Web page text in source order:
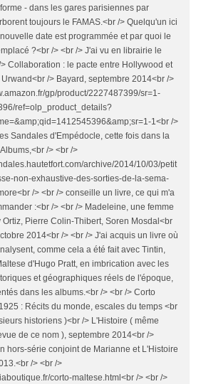
- dans les gares parisiennes par
toujours le FAMAS.<br /> Quelqu'un ici
date est programmée et par quoi le
?<br /> <br /> J'ai vu en librairie le
> Collaboration : le pacte entre Hollywood et
/> Bayard, septembre 2014<br />
gp/product/2227487399/sr=1-
ref=olp_product_details?
1<br />
Sandales d'Empédocle, cette fois dans la
/> <br />
archive/2014/10/03/petit
non-exhaustive-des-sorties-de-la-sema-
/> <br /> conseille un livre, ce qui m'a
:<br /> <br /> Madeleine, une femme
Ortiz, Pierre Colin-Thibert, Soren Mosdal<br
2014<br /> <br /> J'ai acquis un livre où
comme cela a été fait avec Tintin,
d'Hugo Pratt, en imbrication avec les
et géographiques réels de l'époque,
dans les albums.<br /> <br /> Corto
: Récits du monde, escales du temps <br
historiens )<br /> L'Histoire ( même
de ce nom ), septembre 2014<br />
hors-série conjoint de Marianne et L'Histoire
/> <br />
corto-maltese.html<br /> <br />